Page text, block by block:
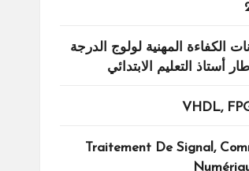
الكفاءة المهنية لولوج الدرجة
أستاذ التعليم الابتدائي
VHDL,
Traitement De Signal,